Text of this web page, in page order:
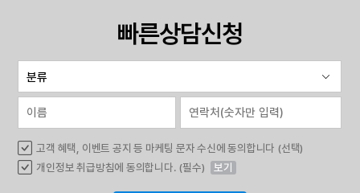
빠른상담신청
고객 혜택, 이벤트 공지 등 마케팅 문자 수신에 동의합니다 (선택)
개인정보 취급방침에 동의합니다. (필수)
보기